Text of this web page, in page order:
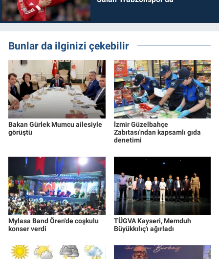
Bunlar da ilginizi çekebilir
Bakan Gürlek Mumcu ailesiyle
görüştü
İzmir Güzelbahçe
Zabıtası'ndan kapsamlı gıda
denetimi
Mylasa Band Ören'de coşkulu
konser verdi
TÜGVA Kayseri, Memduh
Büyükkılıç'ı ağırladı